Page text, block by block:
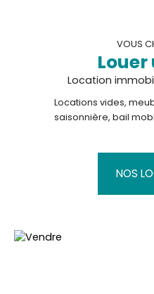
VOUS
Louer
Location
Locations vides,
saisonnière, bail
NOS